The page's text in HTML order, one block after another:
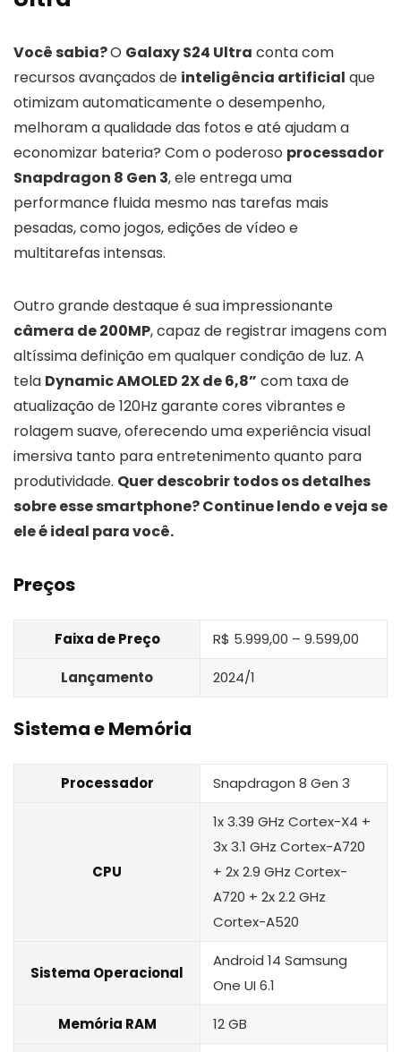
Você sabia?O Galaxy S24 Ultra conta com
recursos avançados de inteligência artificial que
otimizam automaticamente o desempenho,
melhoram a qualidade das fotos e até ajudam a
economizar bateria? Com o poderoso processador
Snapdragon 8 Gen 3, ele entrega uma
performance fluida mesmo nas tarefas mais
pesadas, como jogos, edições de vídeo e
multitarefas intensas.
Outro grande destaque é sua impressionante
câmera de 200MP, capaz de registrar imagens com
altíssima definição em qualquer condição de luz. A
tela Dynamic AMOLED 2X de 6,8” com taxa de
atualização de 120Hz garante cores vibrantes e
rolagem suave, oferecendo uma experiência visual
imersiva tanto para entretenimento quanto para
produtividade. Quer descobrir todos os detalhes
sobre esse smartphone? Continue lendo e veja se
ele é ideal para você.
Preços
Faixa de Preço R$ 5.999,00 – 9.599,00
Lançamento 2024/1
Sistema e Memória
Processador Snapdragon 8 Gen 3
CPU
1x 3.39 GHz Cortex-X4 +
3x 3.1 GHz Cortex-A720
+ 2x 2.9 GHz Cortex-
A720 + 2x 2.2 GHz
Cortex-A520
Sistema Operacional
Android 14 Samsung
One UI 6.1
Memória RAM 12 GB